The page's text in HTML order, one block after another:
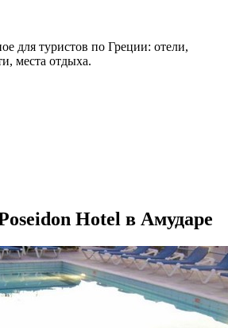
для туристов по Греции: отели,
места отдыха.
Hotel в Амударе